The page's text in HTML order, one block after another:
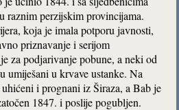
raznim perzijskim provincijama.
koja je imala potporu javnosti,
priznavanje i serijom
za podjarivanje pobune, a neki od
umiješani u krvave ustanke. Na
i prognani iz Širaza, a Bab je
1847. i poslije pogubljen.